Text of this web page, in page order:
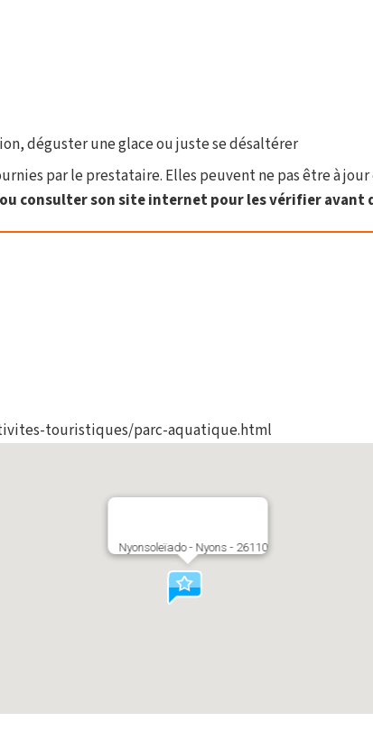
déguster une glace ou juste se désaltérer
par le prestataire. Elles peuvent ne pas être à
consulter son site internet pour les vérifier avant
touristiques/parc-aquatique.html
Nyonsoleïado - Nyons - 26110